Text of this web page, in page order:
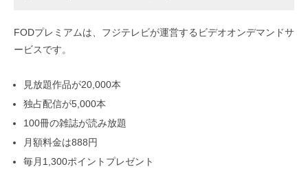
FODプレミアムは、フジテレビが運営するビデオオンデマンドサ
ービスです。
見放題作品が20,000本
独占配信が5,000本
100冊の雑誌が読み放題
月額料金は888円
毎月1,300ポイントプレゼント